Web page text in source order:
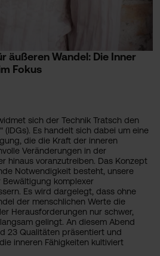
äußeren Wandel: Die Inner
Fokus
sich der Technik Tratsch den
(IDGs). Es handelt sich dabei um eine
die die Kraft der inneren
Veränderungen in der
hinaus voranzutreiben. Das Konzept
Notwendigkeit besteht, unsere
Bewältigung komplexer
Es wird dargelegt, dass ohne
der menschlichen Werte die
Herausforderungen nur schwer,
gelingt. An diesem Abend
23 Qualitäten präsentiert und
inneren Fähigkeiten kultiviert